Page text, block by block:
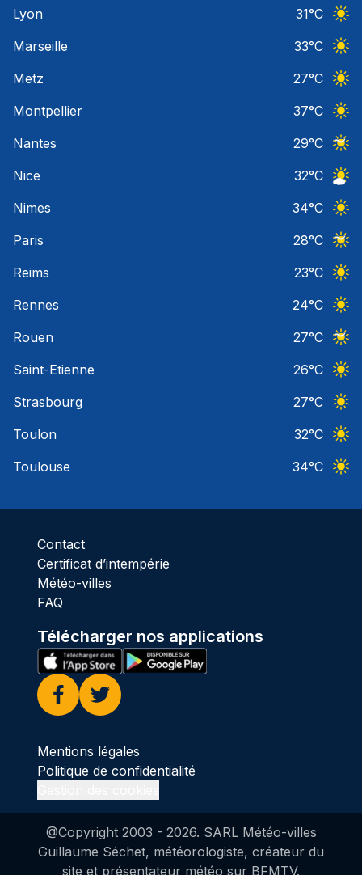
Lyon
31°C
Marseille
33°C
Metz
27°C
Montpellier
37°C
Nantes
29°C
Nice
32°C
Nimes
34°C
Paris
28°C
Reims
23°C
Rennes
24°C
Rouen
27°C
Saint-Etienne
26°C
Strasbourg
27°C
Toulon
32°C
Toulouse
34°C
Contact
Certificat d’intempérie
Météo-villes
FAQ
Télécharger nos applications
Facebook
Twitter
Mentions légales
Politique de confidentialité
@Copyright 2003 - 2026. SARL Météo-villes
Guillaume Séchet, météorologiste, créateur du
site et présentateur météo sur BFMTV.